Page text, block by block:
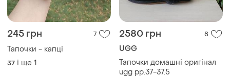
245 грн 7
Тапочки - капці
37 і ще 1
2580 грн 8
UGG
Тапочки домашні оригінал
ugg рр.37-37.5